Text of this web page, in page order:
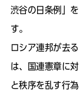
渋谷の日条例」
す。
ロシア連邦が去
は、国連憲章に
と秩序を乱す行